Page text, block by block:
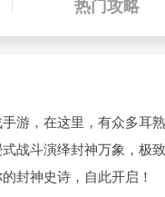
热门攻略
游，在这里，有众多耳
战斗演绎封神万象，极
封神史诗，自此开启！